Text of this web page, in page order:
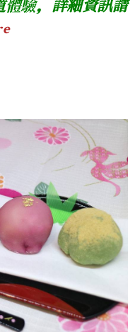
體驗，詳細資訊請